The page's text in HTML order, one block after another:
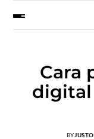
Cara
digital
BY